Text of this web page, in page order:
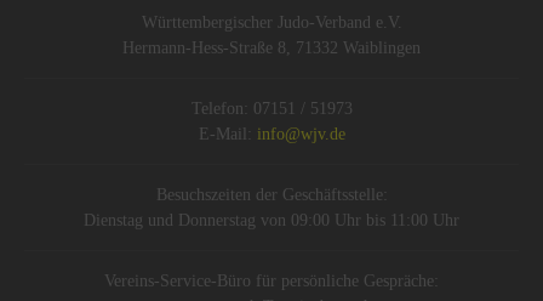
Württembergischer Judo-Verband e.V.
Hermann-Hess-Straße 8, 71332 Waiblingen
Telefon: 07151 / 51973
E-Mail: info@wjv.de
Besuchszeiten der Geschäftsstelle:
Dienstag und Donnerstag von 09:00 Uhr bis 11:00 Uhr
Vereins-Service-Büro für persönliche Gespräche: